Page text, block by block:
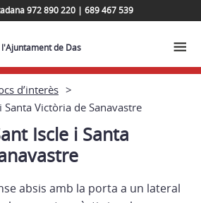
972 890 220 | 689 467 539
de Das
d’interès
Santa Victòria de Sanavastre
Iscle i Santa
absis amb la porta a un lateral